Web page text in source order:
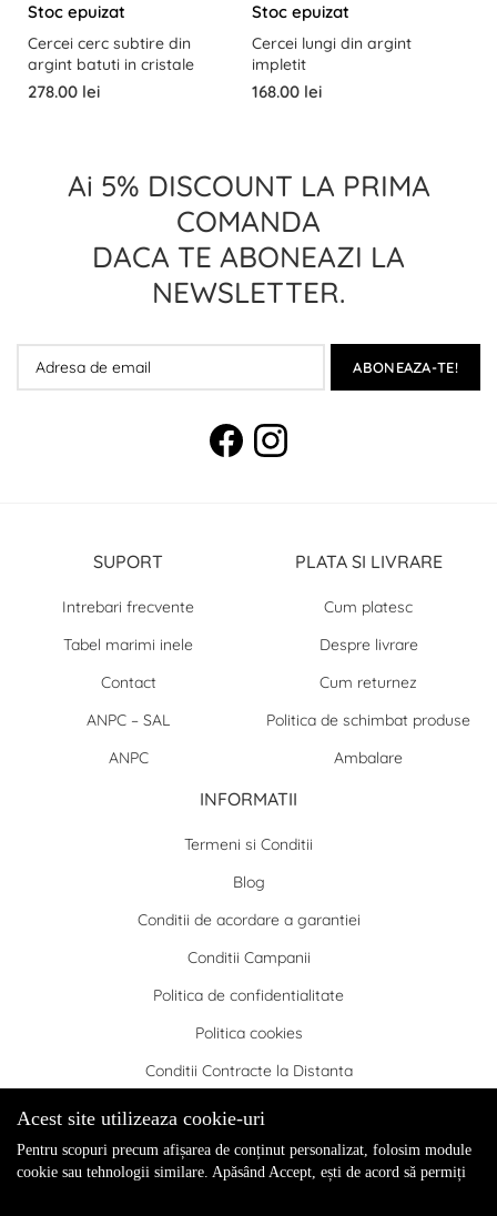
Stoc epuizat
Cercei cerc subtire din
argint batuti in cristale
278.00 lei
Stoc epuizat
Cercei lungi din argint
impletit
168.00 lei
Ai 5% DISCOUNT LA PRIMA
COMANDA
DACA TE ABONEAZI LA
NEWSLETTER.
ABONEAZA-TE!
SUPORT
Intrebari frecvente
Tabel marimi inele
Contact
ANPC – SAL
ANPC
PLATA SI LIVRARE
Cum platesc
Despre livrare
Cum returnez
Politica de schimbat produse
Ambalare
INFORMATII
Termeni si Conditii
Blog
Conditii de acordare a garantiei
Conditii Campanii
Politica de confidentialitate
Politica cookies
Conditii Contracte la Distanta
COPYRIGHT 2024 VANDAJEWELRY. TOATE DREPTURILE
REZERVATE
Acest site utilizeaza cookie-uri
Pentru scopuri precum afișarea de conținut personalizat, folosim module
cookie sau tehnologii similare. Apăsând Accept, ești de acord să permiți